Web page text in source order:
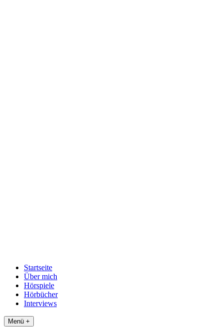
Startseite
Über mich
Hörspiele
Hörbücher
Interviews
Menü +